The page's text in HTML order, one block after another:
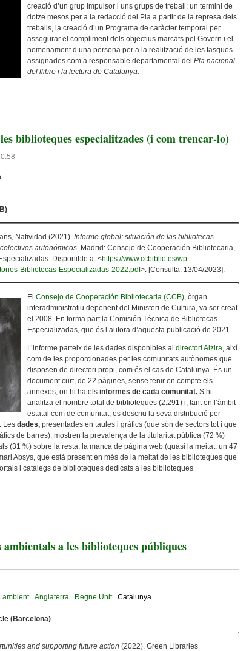
creació d’un grup impulsor i uns grups de treball; un termini de
dotze mesos per a la redacció del Pla a partir de la represa dels
treballs, la creació d’un Programa de caràcter temporal per
assegurar el compliment dels objectius marcats pel Govern i el
nomenament d’una persona per a la realització de les tasques
assignades com a responsable departamental del Pla nacional
del llibre i la lectura de Catalunya.
Un Pla Ampli I Transversal
biblioteques especialitzades (i com trencar-lo)
Natividad (2021). Informe global: situación de las bibliotecas
autonómicos. Madrid: Consejo de Cooperación Bibliotecaria,
Disponible a: <https://www.ccbiblio.es/wp-
Bibliotecas-Especializadas-2022.pdf>. [Consulta: 13/04/2023].
El Consejo de Cooperación Bibliotecaria (CCB), òrgan
interadministratiu depenent del Ministeri de Cultura, va ser creat
el 2008. En forma part la Comisión Técnica de Bibliotecas
Especializadas, que és l’autora d’aquesta publicació de 2021.
L’informe parteix de les dades disponibles al directori Alzira, així
com de les proporcionades per les comunitats autònomes que
disposen de directori propi, com és el cas de Catalunya. És un
document curt, de 22 pàgines, sense tenir en compte els
annexos, on hi ha els informes de cada comunitat. S’hi
analitza el nombre total de biblioteques (2.291) i, tant en l’àmbit
estatal com de comunitat, es descriu la seva distribució per
Les dades, presentades en taules i gràfics (que són de sectors tot i que
de barres), mostren la prevalença de la titularitat pública (72 %)
(31 %) sobre la resta, la manca de pàgina web (quasi la meitat, un 47
Absys, que està present en més de la meitat de les biblioteques que
i catàlegs de biblioteques dedicats a les biblioteques
De Les Biblioteques Especialitzades (i Com Trencar-Lo)
a les biblioteques públiques
ambient Anglaterra Regne Unit
Catalunya
(Barcelona)
and supporting future action (2022). Green Libraries